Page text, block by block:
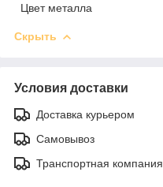
Цвет металла
Скрыть
Условия доставки
Доставка курьером
Самовывоз
Транспортная компания